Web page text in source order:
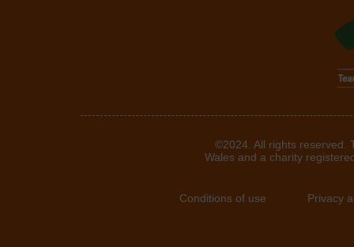
©2024. All rights reserved.
Wales and a charity
Conditions of use Privacy